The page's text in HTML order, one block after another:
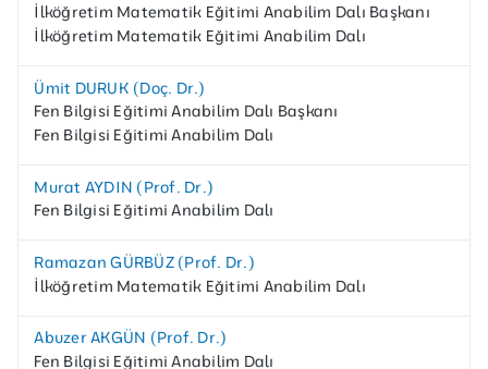
İlköğretim Matematik Eğitimi Anabilim Dalı Başkanı
İlköğretim Matematik Eğitimi Anabilim Dalı
Ümit DURUK (Doç. Dr.)
Fen Bilgisi Eğitimi Anabilim Dalı Başkanı
Fen Bilgisi Eğitimi Anabilim Dalı
Murat AYDIN (Prof. Dr.)
Fen Bilgisi Eğitimi Anabilim Dalı
Ramazan GÜRBÜZ (Prof. Dr.)
İlköğretim Matematik Eğitimi Anabilim Dalı
Abuzer AKGÜN (Prof. Dr.)
Fen Bilgisi Eğitimi Anabilim Dalı